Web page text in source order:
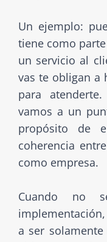
Un ejemplo:
tiene como
un servicio al
vas te obligan a
para
vamos a un
propósito de
coherencia
como empresa.
Cuando no
a ser